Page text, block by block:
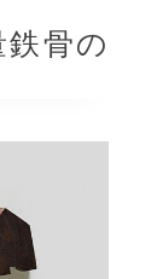
骨の